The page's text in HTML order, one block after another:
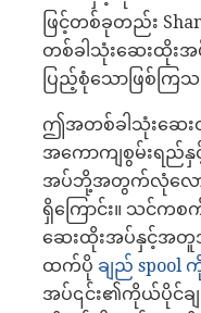
ဖြင့်တစ်ခုတည်း
တစ်ခါသုံးဆေးထိုး
ပြည့်စုံသောဖြစ်ကြ
ဤအတစ်ခါသုံးဆေ
အကောကျစွမ်းရည်
အပ်ဘို့အတွက်လုံလော
ရှိကြောင်း။ သင်က
ဆေးထိုးအပ်နှင့်အတူ
ထက်ပို ချည် spool
အပ်၎င်း၏ကိုယ်ပိုင်ချ